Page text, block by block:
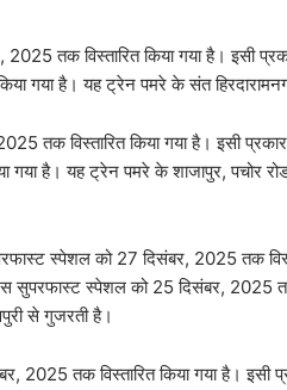
तक विस्‍तारित किया गया है। इसी
गया है। यह ट्रेन पमरे के संत
तक विस्‍तारित किया गया है। इसी
है। यह ट्रेन पमरे के शाजापुर, पचोर रोड,
स्पेशल को 27 दिसंबर, 2025 तक
सुपरफास्ट स्पेशल को 25 दिसंबर, 2025
से गुजरती है।
तक विस्‍तारित किया गया है। इसी